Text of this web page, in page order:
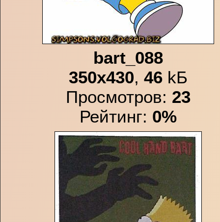
bart_088
350x430, 46 kБ
Просмотров: 23
Рейтинг: 0%